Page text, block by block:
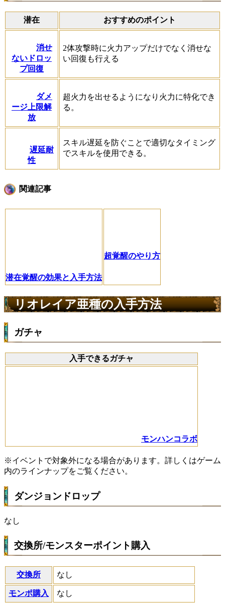
潜在 おすすめのポイント
消せ
ないドロッ
プ回復
2体攻撃時に火力アップだけでなく消せな
い回復も行える
ダメ
ージ上限解
放
超火力を出せるようになり火力に特化でき
る。
遅延耐
性
スキル遅延を防ぐことで適切なタイミング
でスキルを使用できる。
関連記事
潜在覚醒の効果と入手方法
超覚醒のやり方
リオレイア亜種の入手方法
ガチャ
入手できるガチャ
モンハンコラボ
※イベントで対象外になる場合があります。詳しくはゲーム
内のラインナップをご覧ください。
ダンジョンドロップ
なし
交換所/モンスターポイント購入
交換所 なし
モンポ購入 なし